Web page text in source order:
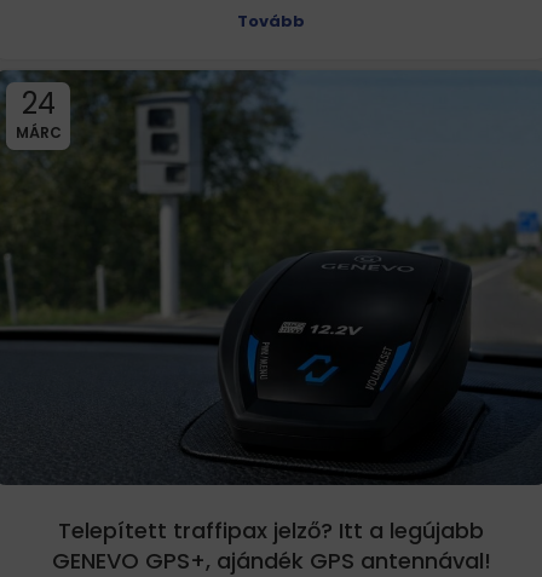
Tovább
24
MÁRC
Telepített traffipax jelző? Itt a legújabb
GENEVO GPS+, ajándék GPS antennával!